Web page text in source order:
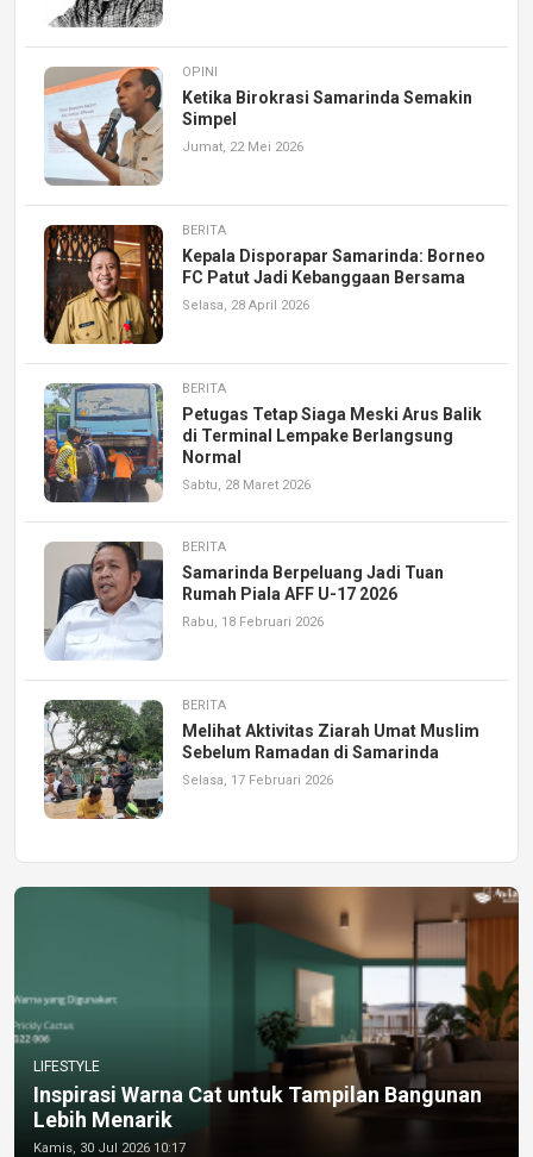
OPINI
Ketika Birokrasi Samarinda Semakin
Simpel
Jumat, 22 Mei 2026
BERITA
Kepala Disporapar Samarinda: Borneo
FC Patut Jadi Kebanggaan Bersama
Selasa, 28 April 2026
BERITA
Petugas Tetap Siaga Meski Arus Balik
di Terminal Lempake Berlangsung
Normal
Sabtu, 28 Maret 2026
BERITA
Samarinda Berpeluang Jadi Tuan
Rumah Piala AFF U-17 2026
Rabu, 18 Februari 2026
BERITA
Melihat Aktivitas Ziarah Umat Muslim
Sebelum Ramadan di Samarinda
Selasa, 17 Februari 2026
LIFESTYLE
Inspirasi Warna Cat untuk Tampilan Bangunan
Lebih Menarik
Kamis, 30 Jul 2026 10:17